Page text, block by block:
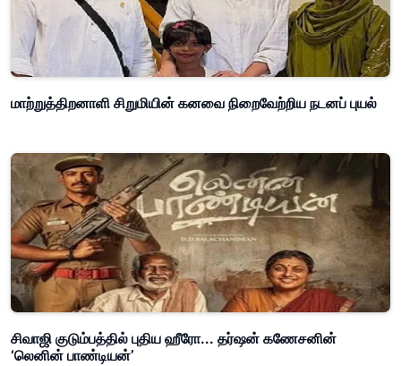
மாற்றுத்திறனாளி சிறுமியின் கனவை நிறைவேற்றிய நடனப் புயல்
சிவாஜி குடும்பத்தில் புதிய ஹீரோ... தர்ஷன் கணேசனின்
‘லெனின் பாண்டியன்’